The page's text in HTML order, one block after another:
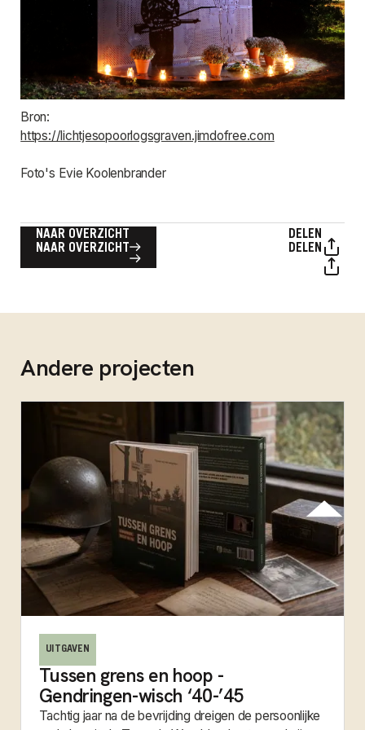
Bron:
https://lichtjesopoorlogsgraven.jimdofree.com
Foto's Evie Koolenbrander
NAAR OVERZICHT
NAAR OVERZICHT
DELEN
DELEN
Andere projecten
UITGAVEN
Tussen grens en hoop -
Gendringen-wisch ‘40-’45
Tachtig jaar na de bevrijding dreigen de persoonlijke